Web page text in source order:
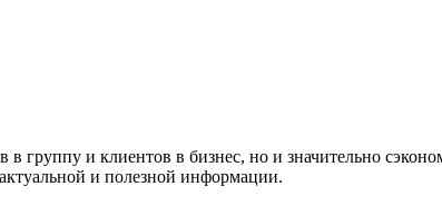
в группу и клиентов в бизнес, но и значительно
и полезной информации.